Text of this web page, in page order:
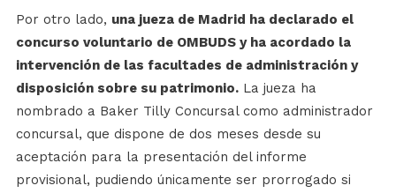
Por otro lado, una jueza de Madrid ha declarado el
concurso voluntario de OMBUDS y ha acordado la
intervención de las facultades de administración y
disposición sobre su patrimonio.La jueza ha
nombrado a Baker Tilly Concursal como administrador
concursal, que dispone de dos meses desde su
aceptación para la presentación del informe
provisional, pudiendo únicamente ser prorrogado si